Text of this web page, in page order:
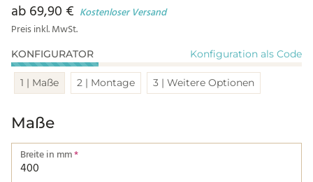
ab69,90 € Kostenloser Versand
Preis inkl. MwSt.
KONFIGURATOR Konfiguration als Code
1 | Maße 2 | Montage 3 | Weitere Optionen
Maße
Breite in mm*